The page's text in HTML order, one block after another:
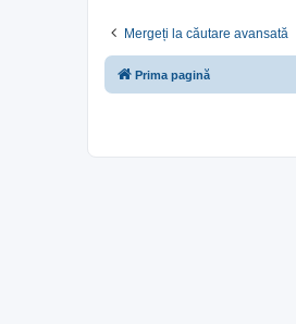
Mergeți la căutare avansată
Prima pagină